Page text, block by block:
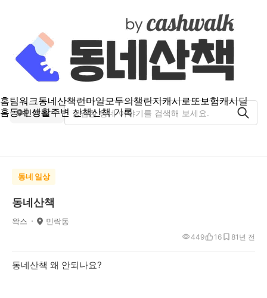
홈팀워크동네산책런마일모두의챌린지캐시로또보험캐시딜
홈동네 생활주변 산책산책 기록
민락동
동네 일상
동네산책
왁스 민락동
1년 전
449 16 8
동네산책 왜 안되나요?